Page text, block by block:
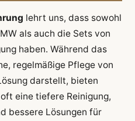
lehrt uns, dass sowohl
als auch die Sets von
haben. Während das
regelmäßige Pflege von
darstellt, bieten
eine tiefere Reinigung,
bessere Lösungen für